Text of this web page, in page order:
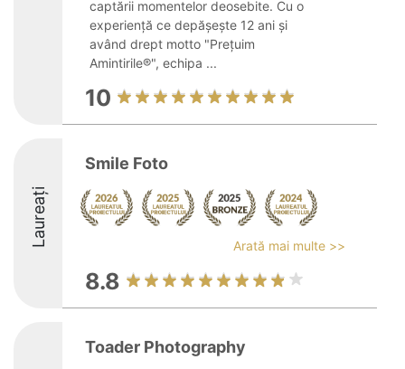
captării momentelor deosebite. Cu o
experiență ce depășește 12 ani și
având drept motto "Prețuim
Amintirile®", echipa ...
10
Laureați
Smile Foto
Arată mai multe >>
8.8
Toader Photography